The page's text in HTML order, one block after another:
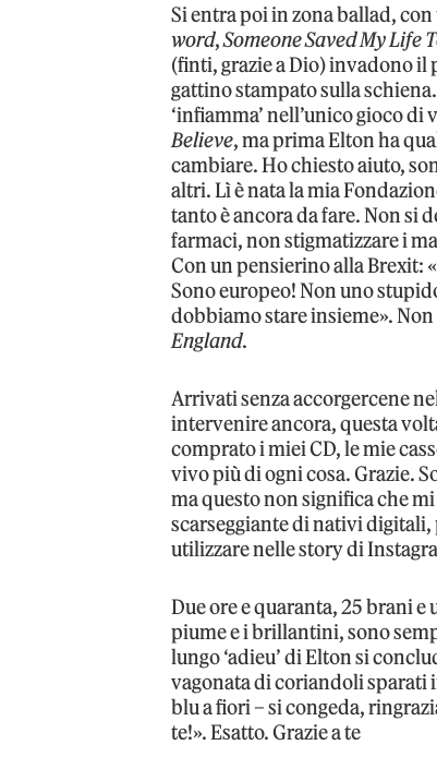
Si entra poi in zona ballad,
word,Someone Saved My Life
(finti, grazie a Dio) invadono il
gattino stampato sulla
‘infiamma’ nell’unico gioco
Believe, ma prima Elton ha
cambiare. Ho chiesto aiuto,
altri. Lì è nata la mia
tanto è ancora da fare. Non si
farmaci, non stigmatizzare i
Con un pensierino alla Brexit:
Sono europeo! Non uno
dobbiamo stare insieme».
England.
Arrivati senza accorgercene
intervenire ancora, questa
comprato i miei CD, le mie
vivo più di ogni cosa. Grazie.
ma questo non significa che
scarseggiante di nativi digitali,
utilizzare nelle story di
Due ore e quaranta, 25 brani
piume e i brillantini, sono
lungo ‘adieu’ di Elton si
vagonata di coriandoli sparati
blu a fiori – si congeda,
te!». Esatto. Grazie a te